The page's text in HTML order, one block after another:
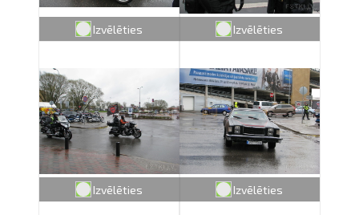
Izvēlēties Izvēlēties
Izvēlēties Izvēlēties